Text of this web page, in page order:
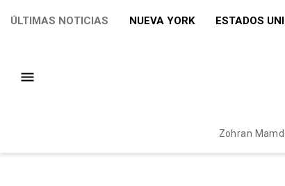
ÚLTIMAS NOTICIAS NUEVA YORK ESTADOS
Zohran